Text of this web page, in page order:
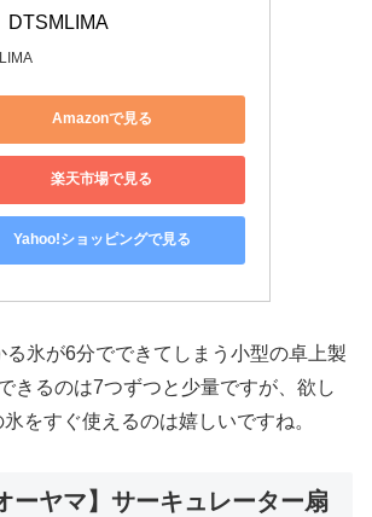
DTSMLIMA
Amazonで見る
楽天市場で見る
Yahoo!ショッピングで見る
氷が6分でできてしまう小型の卓上製
きるのは7つずつと少量ですが、欲し
をすぐ使えるのは嬉しいですね。
ーヤマ】サーキュレーター扇